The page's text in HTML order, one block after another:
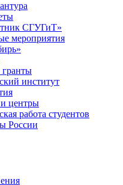
СГУГиТ»
мероприятия
институт
центры
работа студентов
России